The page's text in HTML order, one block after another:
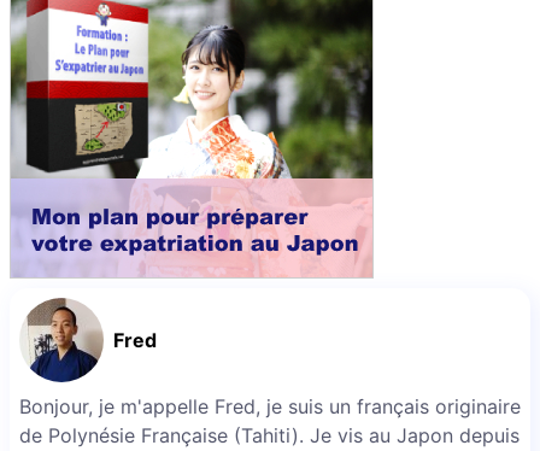
Fred
Bonjour, je m'appelle Fred, je suis un français originaire
de Polynésie Française (Tahiti). Je vis au Japon depuis